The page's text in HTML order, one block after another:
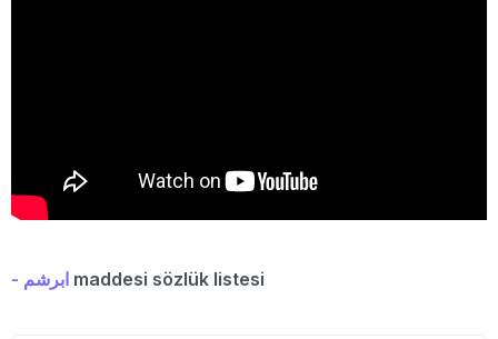
- ابرشم maddesi sözlük listesi